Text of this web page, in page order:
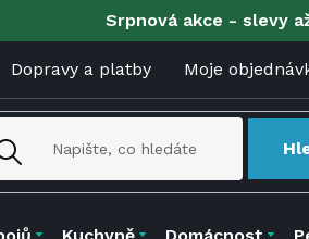
Srpnová akce - slevy
Dopravy a platby Moje